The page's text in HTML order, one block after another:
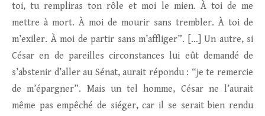
toi, tu rempliras ton rôle et moi le mien. À toi de me
mettre à mort. À moi de mourir sans trembler. À toi de
m’exiler. À moi de partir sans m’affliger”. […] Un autre, si
César en de pareilles circonstances lui eût demandé de
s’abstenir d’aller au Sénat, aurait répondu : “je te remercie
de m’épargner”. Mais un tel homme, César ne l’aurait
même pas empêché de siéger, car il se serait bien rendu